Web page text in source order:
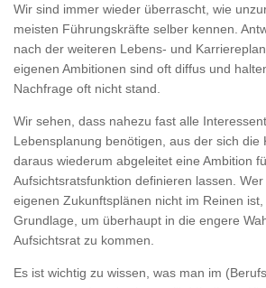
Wir sind immer wieder überrascht, wie
meisten Führungskräfte selber kennen.
nach der weiteren Lebens- und
eigenen Ambitionen sind oft diffus und
Nachfrage oft nicht stand.
Wir sehen, dass nahezu fast alle
Lebensplanung benötigen, aus der sich die
daraus wiederum abgeleitet eine Ambition
Aufsichtsratsfunktion definieren lassen.
eigenen Zukunftsplänen nicht im Reinen
Grundlage, um überhaupt in die engere
Aufsichtsrat zu kommen.
Es ist wichtig zu wissen, was man im